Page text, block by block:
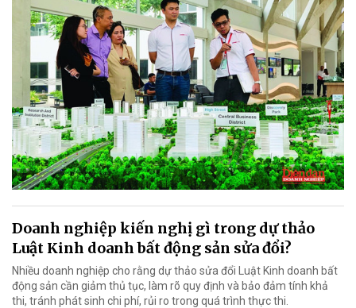
Doanh nghiệp kiến nghị gì trong dự thảo
Luật Kinh doanh bất động sản sửa đổi?
Nhiều doanh nghiệp cho rằng dự thảo sửa đổi Luật Kinh doanh bất
động sản cần giảm thủ tục, làm rõ quy định và bảo đảm tính khả
thi, tránh phát sinh chi phí, rủi ro trong quá trình thực thi.